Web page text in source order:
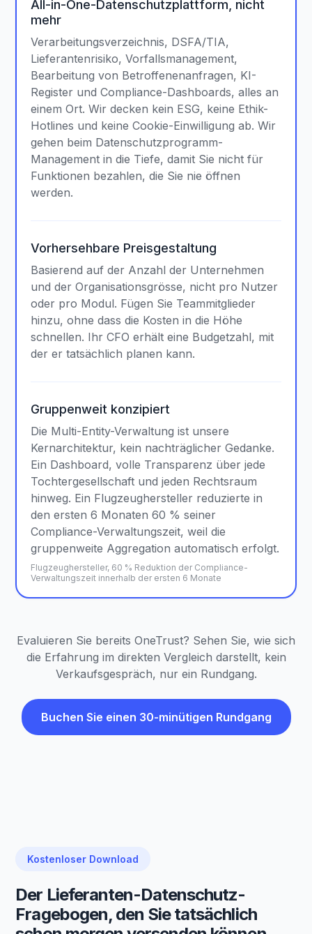
All-in-One-Datenschutzplattform, nicht
mehr
Verarbeitungsverzeichnis, DSFA/TIA,
Lieferantenrisiko, Vorfallsmanagement,
Bearbeitung von Betroffenenanfragen, KI-
Register und Compliance-Dashboards, alles an
einem Ort. Wir decken kein ESG, keine Ethik-
Hotlines und keine Cookie-Einwilligung ab. Wir
gehen beim Datenschutzprogramm-
Management in die Tiefe, damit Sie nicht für
Funktionen bezahlen, die Sie nie öffnen
werden.
Vorhersehbare Preisgestaltung
Basierend auf der Anzahl der Unternehmen
und der Organisationsgrösse, nicht pro Nutzer
oder pro Modul. Fügen Sie Teammitglieder
hinzu, ohne dass die Kosten in die Höhe
schnellen. Ihr CFO erhält eine Budgetzahl, mit
der er tatsächlich planen kann.
Gruppenweit konzipiert
Die Multi-Entity-Verwaltung ist unsere
Kernarchitektur, kein nachträglicher Gedanke.
Ein Dashboard, volle Transparenz über jede
Tochtergesellschaft und jeden Rechtsraum
hinweg. Ein Flugzeughersteller reduzierte in
den ersten 6 Monaten 60 % seiner
Compliance-Verwaltungszeit, weil die
gruppenweite Aggregation automatisch erfolgt.
Flugzeughersteller, 60 % Reduktion der Compliance-
Verwaltungszeit innerhalb der ersten 6 Monate
Evaluieren Sie bereits OneTrust? Sehen Sie, wie sich
die Erfahrung im direkten Vergleich darstellt, kein
Verkaufsgespräch, nur ein Rundgang.
Buchen Sie einen 30-minütigen Rundgang
Kostenloser Download
Der Lieferanten-Datenschutz-
Fragebogen, den Sie tatsächlich